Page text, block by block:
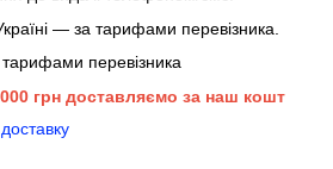
— за тарифами перевізника.
перевізника
грн доставляємо за наш кошт